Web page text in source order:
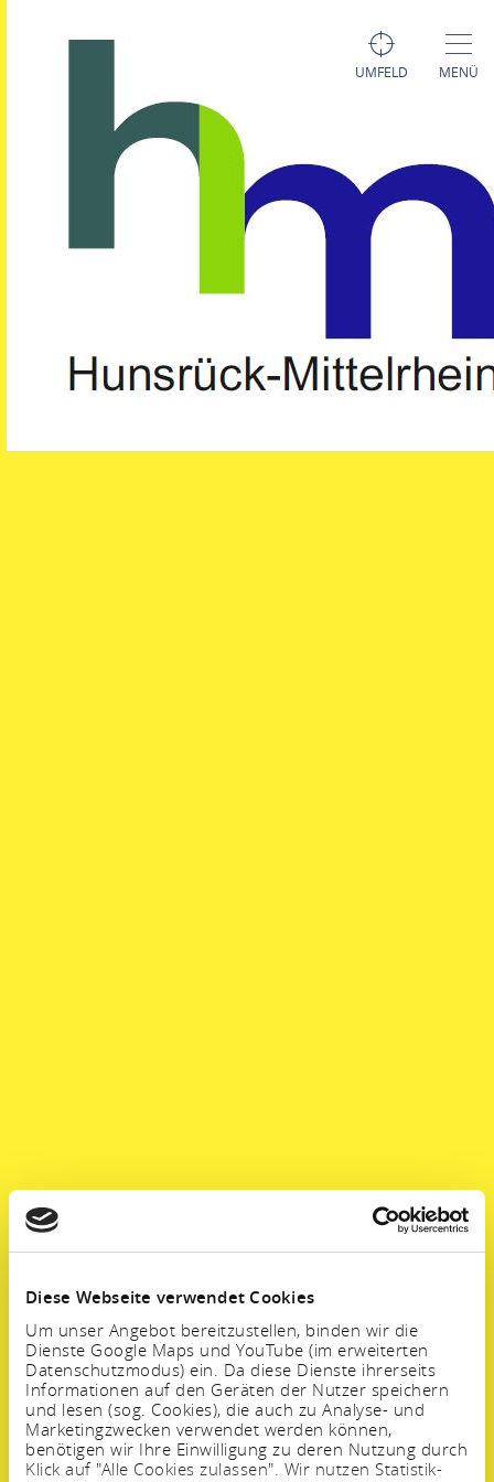
Diese Webseite verwendet Cookies
Um unser Angebot bereitzustellen, binden wir die
Dienste Google Maps und YouTube (im erweiterten
Datenschutzmodus) ein. Da diese Dienste ihrerseits
Informationen auf den Geräten der Nutzer speichern
und lesen (sog. Cookies), die auch zu Analyse- und
Marketingzwecken verwendet werden können,
benötigen wir Ihre Einwilligung zu deren Nutzung durch
Klick auf "Alle Cookies zulassen". Wir nutzen Statistik-
UMFELD MENÜ